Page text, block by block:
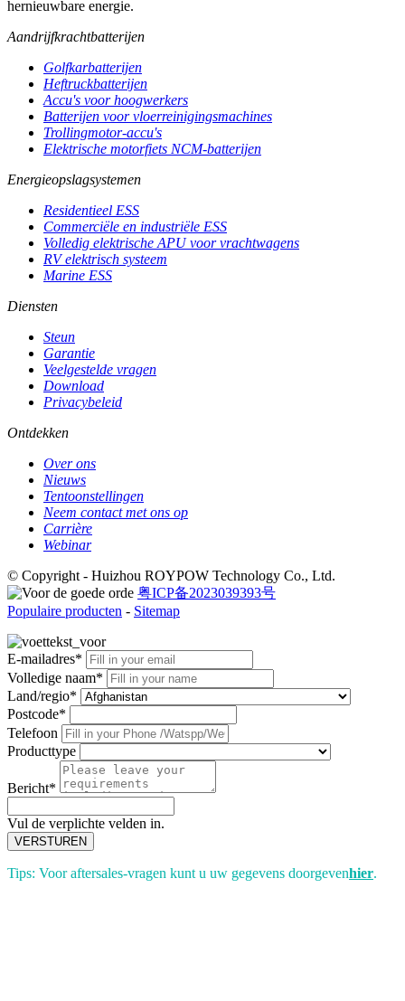
hernieuwbare energie.
Aandrijfkrachtbatterijen
Golfkarbatterijen
Heftruckbatterijen
Accu's voor hoogwerkers
Batterijen voor vloerreinigingsmachines
Trollingmotor-accu's
Elektrische motorfiets NCM-batterijen
Energieopslagsystemen
Residentieel ESS
Commerciële en industriële ESS
Volledig elektrische APU voor vrachtwagens
RV elektrisch systeem
Marine ESS
Diensten
Steun
Garantie
Veelgestelde vragen
Download
Privacybeleid
Ontdekken
Over ons
Nieuws
Tentoonstellingen
Neem contact met ons op
Carrière
Webinar
© Copyright - Huizhou ROYPOW Technology Co., Ltd.
粤ICP备2023039393号
Populaire producten - Sitemap
E-mailadres*
Volledige naam*
Land/regio*
Postcode*
Telefoon
Producttype
Bericht*
Vul de verplichte velden in.
VERSTUREN
Tips: Voor aftersales-vragen kunt u uw gegevens doorgevenhier.